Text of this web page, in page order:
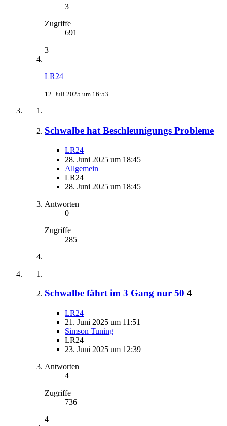
3
Zugriffe
691
3
LR24
12. Juli 2025 um 16:53
Schwalbe hat Beschleunigungs Probleme
LR24
28. Juni 2025 um 18:45
Allgemein
LR24
28. Juni 2025 um 18:45
Antworten
0
Zugriffe
285
Schwalbe fährt im 3 Gang nur 50 4
LR24
21. Juni 2025 um 11:51
Simson Tuning
LR24
23. Juni 2025 um 12:39
Antworten
4
Zugriffe
736
4